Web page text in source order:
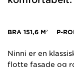
BRA 151,6 M² P-
Ninni er en
flotte fasade og